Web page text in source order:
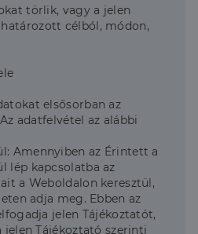
törlik, vagy a jelen
célból, módon,
elsősorban az
adatfelvétel az alábbi
Amennyiben az Érintett a
lép kapcsolatba az
a Weboldalon keresztül,
adja meg. Ebben az
jelen Tájékoztatót,
jelen Tájékoztató szerinti